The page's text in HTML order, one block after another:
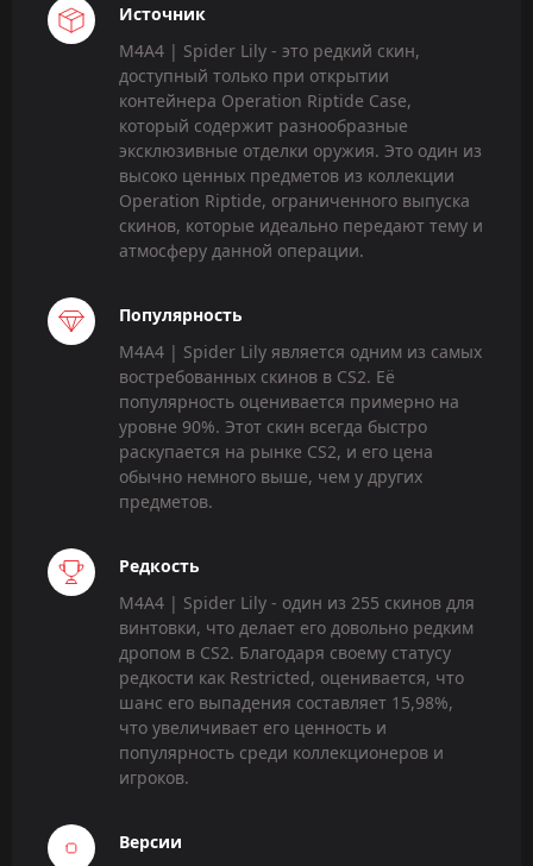
Источник
M4A4 | Spider Lily - это редкий скин,
доступный только при открытии
контейнера Operation Riptide Case,
который содержит разнообразные
эксклюзивные отделки оружия. Это один из
высоко ценных предметов из коллекции
Operation Riptide, ограниченного выпуска
скинов, которые идеально передают тему и
атмосферу данной операции.
Популярность
M4A4 | Spider Lily является одним из самых
востребованных скинов в CS2. Её
популярность оценивается примерно на
уровне 90%. Этот скин всегда быстро
раскупается на рынке CS2, и его цена
обычно немного выше, чем у других
предметов.
Редкость
M4A4 | Spider Lily - один из 255 скинов для
винтовки, что делает его довольно редким
дропом в CS2. Благодаря своему статусу
редкости как Restricted, оценивается, что
шанс его выпадения составляет 15,98%,
что увеличивает его ценность и
популярность среди коллекционеров и
игроков.
Версии